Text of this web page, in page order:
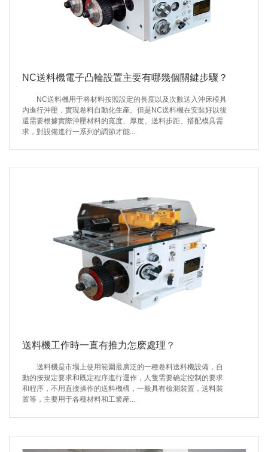
NC送料機電子凸輪設置主要有哪幾個關鍵步驟？
NC送料機用于将材料按照設定的長度以及次數送入沖床模具
内進行沖壓，實現卷料自動化生産。但是NC送料機在安裝好以後
還需要根據實際沖壓材料的寬度、厚度、送料步距、搭配模具需
求，對設備進行一系列的調節才能...
送料機工作時一直有推力怎麽處理？
送料機是市場上使用範圍最廣泛的一種卷料送料機設備，自
動的按規定要求和既定程序進行運作，人隻需要确定控制的要求
和程序，不用直接操作的送料機構，一般具有檢測裝置，送料裝
置等，主要用于各種材料和工業産...